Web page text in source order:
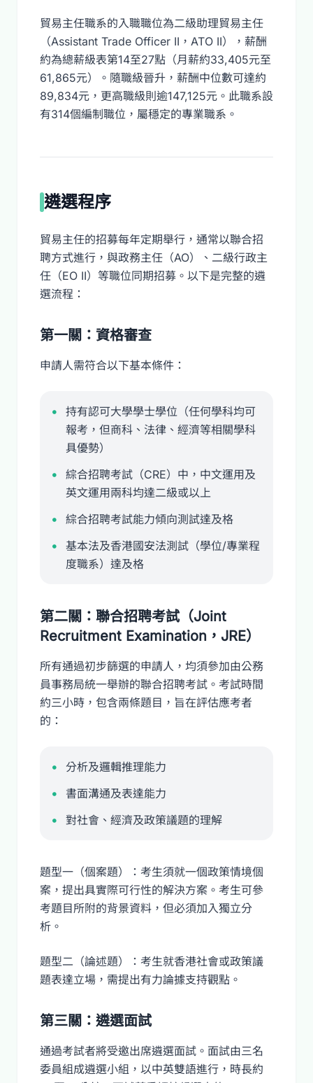
貿易主任職系的入職職位為二級助理貿易主任
（Assistant Trade Officer II，ATO II），薪酬
約為總薪級表第14至27點（月薪約33,405元至
61,865元）。隨職級晉升，薪酬中位數可達約
89,834元，更高職級則逾147,125元。此職系設
有314個編制職位，屬穩定的專業職系。
遴選程序
貿易主任的招募每年定期舉行，通常以聯合招
聘方式進行，與政務主任（AO）、二級行政主
任（EO II）等職位同期招募。以下是完整的遴
選流程：
第一關：資格審查
申請人需符合以下基本條件：
持有認可大學學士學位（任何學科均可
報考，但商科、法律、經濟等相關學科
具優勢）
綜合招聘考試（CRE）中，中文運用及
英文運用兩科均達二級或以上
綜合招聘考試能力傾向測試達及格
基本法及香港國安法測試（學位/專業程
度職系）達及格
第二關：聯合招聘考試（Joint
Recruitment Examination，JRE）
所有通過初步篩選的申請人，均須參加由公務
員事務局統一舉辦的聯合招聘考試。考試時間
約三小時，包含兩條題目，旨在評估應考者
的：
分析及邏輯推理能力
書面溝通及表達能力
對社會、經濟及政策議題的理解
題型一（個案題）：考生須就一個政策情境個
案，提出具實際可行性的解決方案。考生可參
考題目所附的背景資料，但必須加入獨立分
析。
題型二（論述題）：考生就香港社會或政策議
題表達立場，需提出有力論據支持觀點。
第三關：遴選面試
通過考試者將受邀出席遴選面試。面試由三名
委員組成遴選小組，以中英雙語進行，時長約